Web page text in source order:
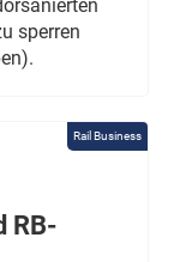
sperren
Rail Business
RB-